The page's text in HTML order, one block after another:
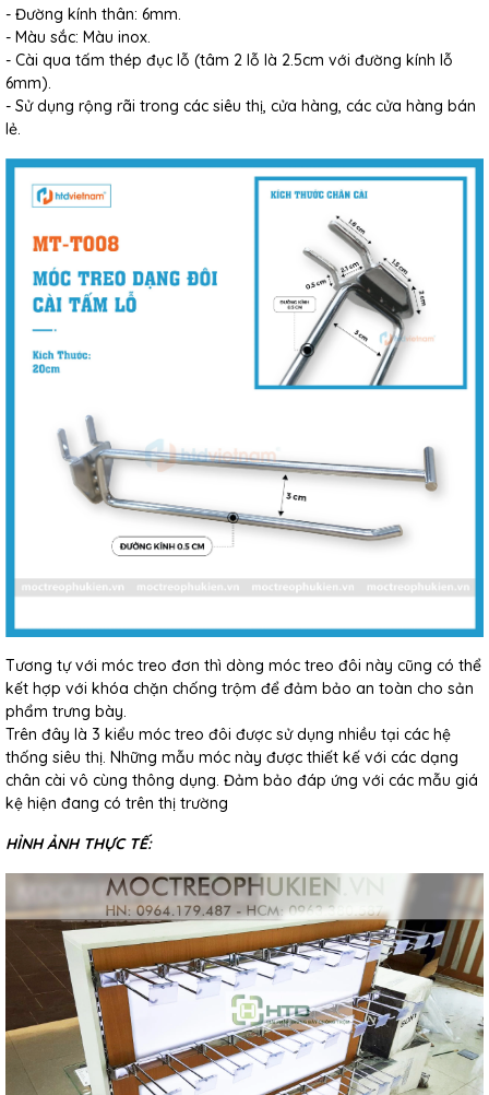
- Đường kính thân: 6mm.
- Màu sắc: Màu inox.
- Cài qua tấm thép đục lỗ (tâm 2 lỗ là 2.5cm với đường kính lỗ
6mm).
- Sử dụng rộng rãi trong các siêu thị, cửa hàng, các cửa hàng bán
lẻ.
Tương tự với móc treo đơn thì dòng móc treo đôi này cũng có thể
kết hợp với khóa chặn chống trộm để đảm bảo an toàn cho sản
phẩm trưng bày.
Trên đây là 3 kiểu móc treo đôi được sử dụng nhiều tại các hệ
thống siêu thị. Những mẫu móc này được thiết kế với các dạng
chân cài vô cùng thông dụng. Đảm bảo đáp ứng với các mẫu giá
kệ hiện đang có trên thị trường
HỈNH ẢNH THỰC TẾ: